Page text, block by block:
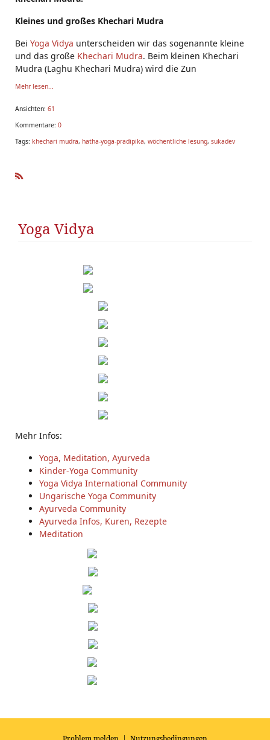
Kleines und großes Khechari Mudra
Bei Yoga Vidya unterscheiden wir das sogenannte kleine
und das große Khechari Mudra. Beim kleinen Khechari
Mudra (Laghu Khechari Mudra) wird die Zun
Mehr lesen...
Ansichten: 61
Kommentare: 0
Tags: khechari mudra, hatha-yoga-pradipika, wöchentliche lesung, sukadev
Yoga Vidya
Mehr Infos:
Yoga, Meditation, Ayurveda
Kinder-Yoga Community
Yoga Vidya International Community
Ungarische Yoga Community
Ayurveda Community
Ayurveda Infos, Kuren, Rezepte
Meditation